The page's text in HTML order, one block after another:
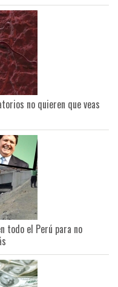
no quieren que veas
todo el Perú para no